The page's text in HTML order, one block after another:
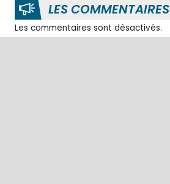
LES COMMENTAIRES
Les commentaires sont désactivés.